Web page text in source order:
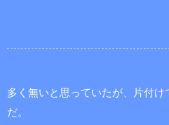
多く無いと思っていたが、片付
だ。